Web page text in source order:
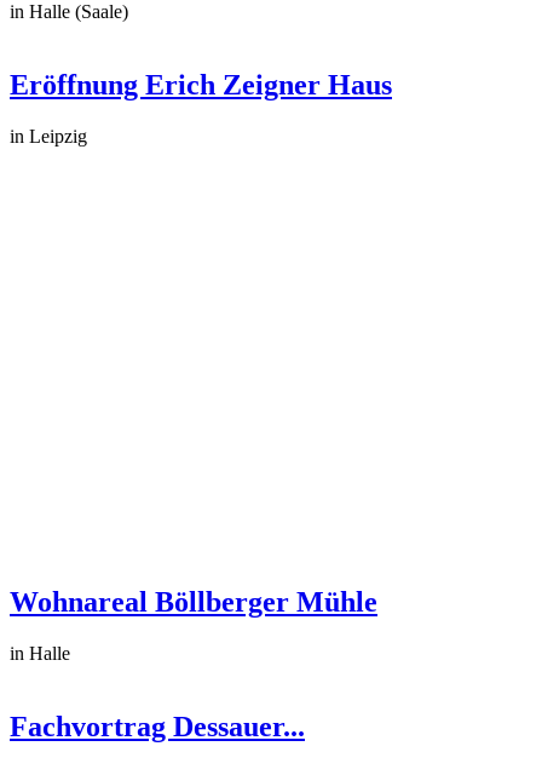
in Halle (Saale)
Eröffnung Erich Zeigner Haus
in Leipzig
Wohnareal Böllberger Mühle
in Halle
Fachvortrag Dessauer...